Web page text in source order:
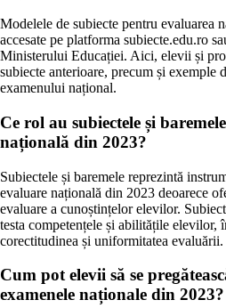
Modelele de subiecte pentru evaluarea
accesate pe platforma subiecte.edu.ro
Ministerului Educației. Aici, elevii și
subiecte anterioare, precum și exemple
examenului național.
Ce rol au subiectele și
națională din 2023?
Subiectele și baremele reprezintă
evaluare națională din 2023 deoarece
evaluare a cunoștințelor elevilor.
testa competențele și abilitățile elevilor,
corectitudinea și uniformitatea evaluării.
Cum pot elevii să se
examenele naționale din 2023?